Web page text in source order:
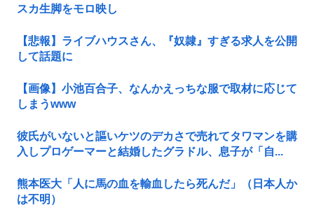
スカ生脚をモロ映し
【悲報】ライブハウスさん、『奴隷』すぎる求人を公開
して話題に
【画像】小池百合子、なんかえっちな服で取材に応じて
しまうwww
彼氏がいないと謳いケツのデカさで売れてタワマンを購
入しプロゲーマーと結婚したグラドル、息子が「自...
熊本医大「人に馬の血を輸血したら死んだ」（日本人か
は不明）